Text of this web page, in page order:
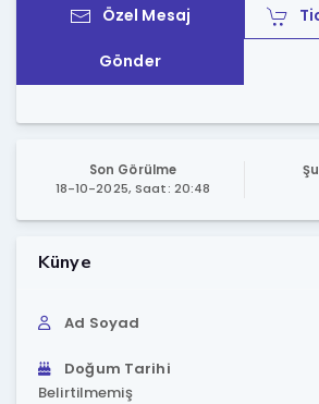
Özel Mesaj
Gönder
Son Görülme
18-10-2025, Saat: 20:48
Künye
Ad Soyad
Doğum Tarihi
Belirtilmemiş